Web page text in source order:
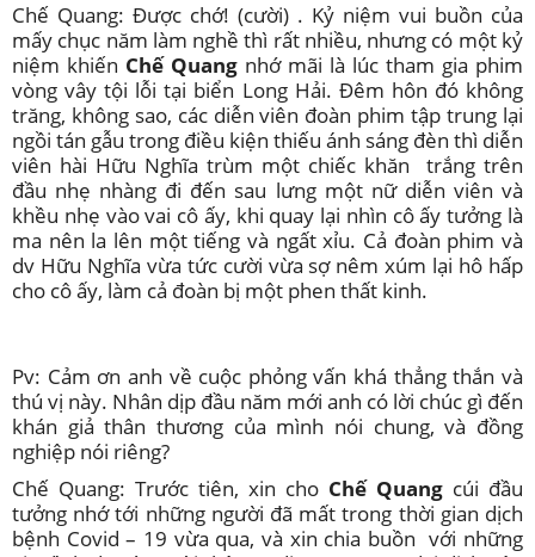
Chế Quang: Được chớ! (cười) . Kỷ niệm vui buồn của
mấy chục năm làm nghề thì rất nhiều, nhưng có một kỷ
niệm khiến Chế Quang nhớ mãi là lúc tham gia phim
vòng vây tội lỗi tại biển Long Hải. Đêm hôn đó không
trăng, không sao, các diễn viên đoàn phim tập trung lại
ngồi tán gẫu trong điều kiện thiếu ánh sáng đèn thì diễn
viên hài Hữu Nghĩa trùm một chiếc khăn trắng trên
đầu nhẹ nhàng đi đến sau lưng một nữ diễn viên và
khều nhẹ vào vai cô ấy, khi quay lại nhìn cô ấy tưởng là
ma nên la lên một tiếng và ngất xỉu. Cả đoàn phim và
dv Hữu Nghĩa vừa tức cười vừa sợ nêm xúm lại hô hấp
cho cô ấy, làm cả đoàn bị một phen thất kinh.
Pv: Cảm ơn anh về cuộc phỏng vấn khá thẳng thắn và
thú vị này. Nhân dịp đầu năm mới anh có lời chúc gì đến
khán giả thân thương của mình nói chung, và đồng
nghiệp nói riêng?
Chế Quang: Trước tiên, xin cho Chế Quang cúi đầu
tưởng nhớ tới những người đã mất trong thời gian dịch
bệnh Covid – 19 vừa qua, và xin chia buồn với những